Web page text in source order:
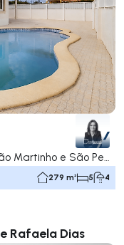
279 m² 5 4
Rafaela Dias